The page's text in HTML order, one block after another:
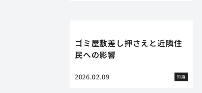
ゴミ屋敷差し押さえと近隣住
民への影響
2026.02.09 知識